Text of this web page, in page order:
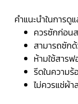
คำแนะนำในการดู
ควรซักก่อน
สามารถซัก
ห้ามใช้สาร
รีดในความ
ไม่ควรแช่ผ้